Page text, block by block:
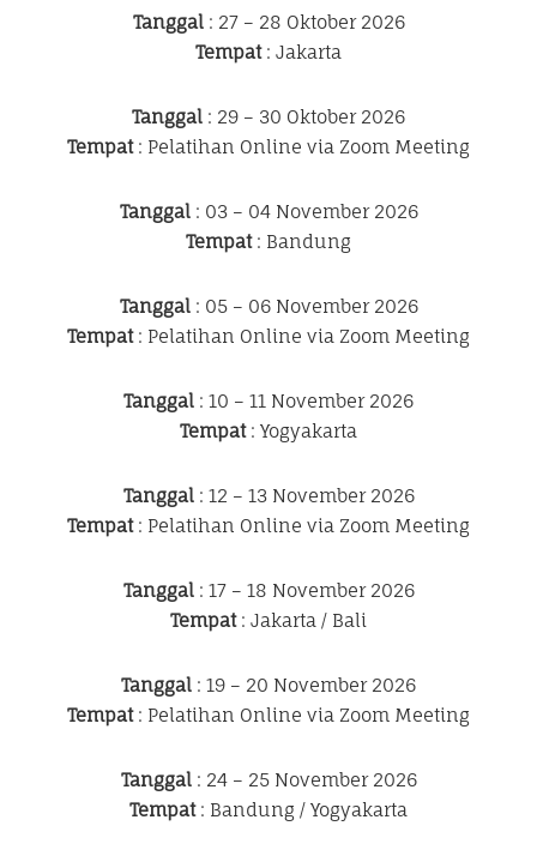
Tanggal: 27 – 28 Oktober 2026
Tempat: Jakarta
Tanggal : 29 – 30 Oktober 2026
Tempat: Pelatihan Online via Zoom Meeting
Tanggal: 03 – 04 November 2026
Tempat: Bandung
Tanggal: 05 – 06 November 2026
Tempat: Pelatihan Online via Zoom Meeting
Tanggal : 10 – 11 November 2026
Tempat: Yogyakarta
Tanggal: 12 – 13 November 2026
Tempat: Pelatihan Online via Zoom Meeting
Tanggal: 17 – 18 November 2026
Tempat: Jakarta / Bali
Tanggal : 19 – 20 November 2026
Tempat: Pelatihan Online via Zoom Meeting
Tanggal: 24 – 25 November 2026
Tempat: Bandung / Yogyakarta